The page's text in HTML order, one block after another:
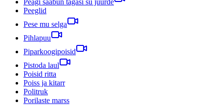
Peeglid
Pese mu selga
Pihlapuu
Piparkoogipoisid
Pistoda laul
Poisid ritta
Poiss ja kitarr
Politruk
Porilaste marss